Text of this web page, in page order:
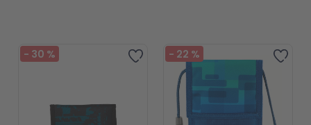
Zur Wunschliste hinzufügen
- 30 % Zur
- 22 %